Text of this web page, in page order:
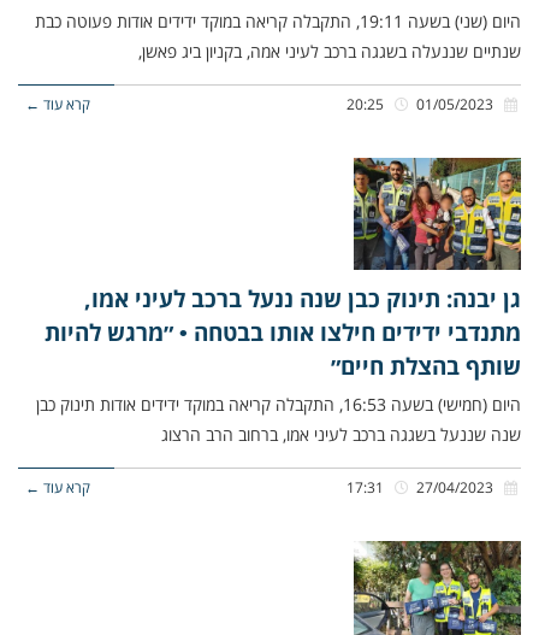
היום (שני) בשעה 19:11, התקבלה קריאה במוקד ידידים אודות פעוטה כבת
שנתיים שננעלה בשגגה ברכב לעיני אמה, בקניון ביג פאשן,
קרא עוד ←
גן יבנה: תינוק כבן שנה ננעל ברכב לעיני אמו,
מתנדבי ידידים חילצו אותו בבטחה • ״מרגש להיות
שותף בהצלת חיים״
היום (חמישי) בשעה 16:53, התקבלה קריאה במוקד ידידים אודות תינוק כבן
שנה שננעל בשגגה ברכב לעיני אמו, ברחוב הרב הרצוג
קרא עוד ←